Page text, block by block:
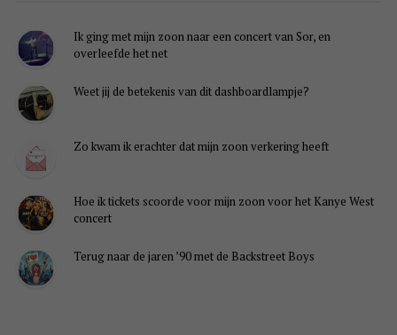
Ik ging met mijn zoon naar een concert van Sor, en
overleefde het net
Weet jij de betekenis van dit dashboardlampje?
Zo kwam ik erachter dat mijn zoon verkering heeft
Hoe ik tickets scoorde voor mijn zoon voor het Kanye West
concert
Terug naar de jaren ’90 met de Backstreet Boys